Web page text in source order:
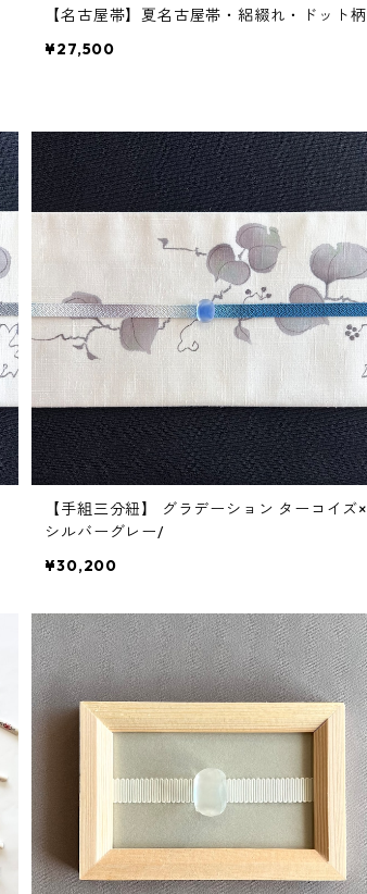
【名古屋帯】夏名古屋帯・絽綴れ・ドット柄
¥27,500
【手組三分紐】 グラデーション ターコイズ×
シルバーグレー/
¥30,200